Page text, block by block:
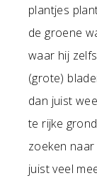
plantjes
de groene
waar hij
(grote)
dan juist
te rijke
zoeken
juist veel